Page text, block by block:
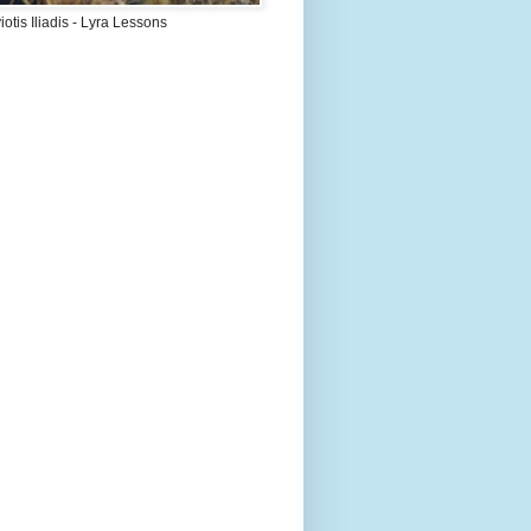
Iliadis - Lyra Lessons